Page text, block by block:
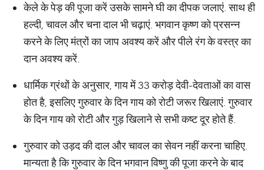
केले के पेड़ की पूजा करें उसके सामने घी का दीपक जलाएं. साथ ही
हल्दी, चावल और चना दाल भी चढ़ाएं. भगवान कृष्ण को प्रसन्न
करने के लिए मंत्रों का जाप अवश्य करें और पीले रंग के वस्त्र का
दान अवश्य करें.
धार्मिक ग्रंथों के अनुसार, गाय में 33 करोड़ देवी-देवताओं का वास
होत है, इसलिए गुरुवार के दिन गाय को रोटी जरूर खिलाएं. गुरुवार
के दिन गाय को रोटी और गुड़ खिलाने से सभी कष्ट दूर होते हैं.
गुरुवार को उड़द की दाल और चावल का सेवन नहीं करना चाहिए.
मान्यता है कि गुरुवार के दिन भगवान विष्णु की पूजा करने के बाद